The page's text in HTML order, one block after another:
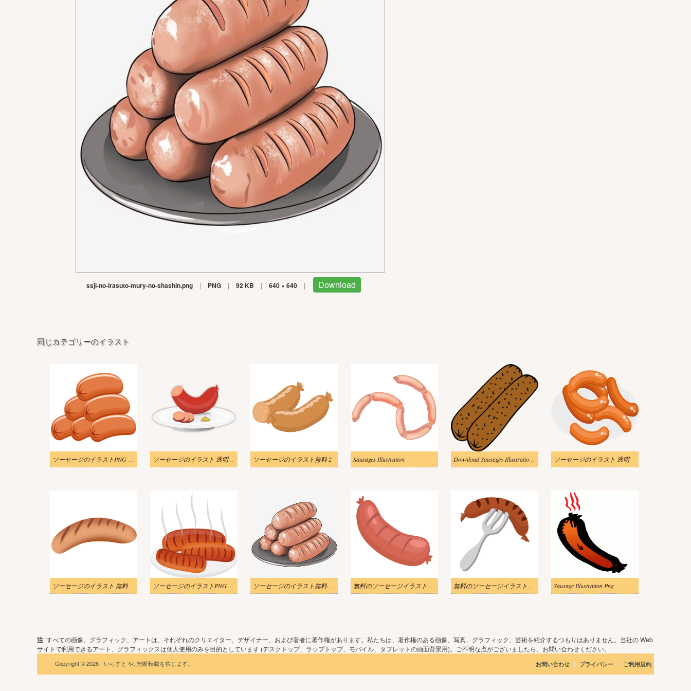
ssji-no-irasuto-mury-no-shashin.png | PNG | 92 KB | 640 × 640 | Download
同じカテゴリーのイラスト
ソーセージのイラストPNG 写真 ソーセージのイラスト 透明な背景 2 ソーセージのイラスト無料 2 Sausages Illustration Download Sausages Illustration Transparent Background ソーセージのイラスト 透明
ソーセージのイラスト 無料 ソーセージのイラストPNG 無料 2 ソーセージのイラスト無料の写真 無料のソーセージイラスト PNG 無料のソーセージイラスト画像 2 Sausage Illustration Png
注: すべての画像、グラフィック、アートは、それぞれのクリエイター、デザイナー、および著者に著作権があります。私たちは、著作権のある画像、写真、グラフィック、芸術を紹介するつもりはありません。当社の Web
サイトで利用できるアート、グラフィックスは個人使用のみを目的としています (デスクトップ、ラップトップ、モバイル、タブレットの画面背景用)。ご不明な点がございましたら、お問い合わせください。
Copyright © 2026 - いらすと や. 無断転載を禁じます。 お問い合わせ | プライバシー | ご利用規約